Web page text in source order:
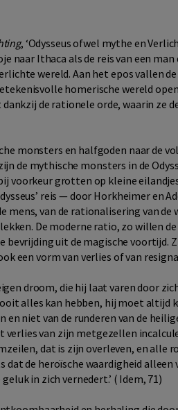
, ‘Odysseus ofwel mythe en
naar Ithaca als de reis van een
wereld. Aan het epos vallen
homerische wereld
de rationele orde, waarin ze
monsters en halfgoden naar de
de mythische monsters in de
voorkeur grotten op kleine
reis — door Horkheimer en
mens, van de rationalisering van
De moderne ratio, zo willen
uit de magische voortijd.
een vorm van verlies of van
droom, die hij laat varen door
alles kan hebben, hij moet altijd
niet van de runderen van de
van zijn metgezellen
dat is zijn overleven, en alle
de heroïsche waardigheid
in zich vernedert.’ ( Idem, 71)